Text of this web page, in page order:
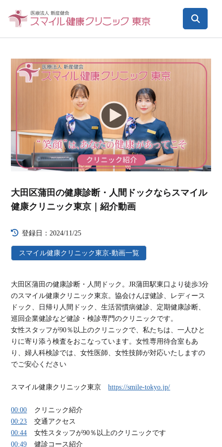
Player
大田区蒲田の健康診断・人間ドックならスマイル
健康クリニック東京｜紹介動画
登録日：2024/11/25
スマイル健康クリニック東京-動画一覧
大田区蒲田の健康診断・人間ドック。JR蒲田駅東口より徒歩3分
のスマイル健康クリニック東京。協会けんぽ健診、レディース
ドック、日帰り人間ドック、生活習慣病健診、定期健康診断、
巡回企業健診など健診・検診専門のクリニックです。
女性スタッフが90％以上のクリニックで、私たちは、一人ひと
りに寄り添う検査をおこなっています。女性専用待合室もあ
り、婦人科検診では、女性医師、女性技師が対応いたしますの
でご安心ください
スマイル健康クリニック東京https://smile-tokyo.jp/
00:00
クリニック紹介
00:23
交通アクセス
00:44
女性スタッフが90％以上のクリニックです
00:49
健診コース紹介